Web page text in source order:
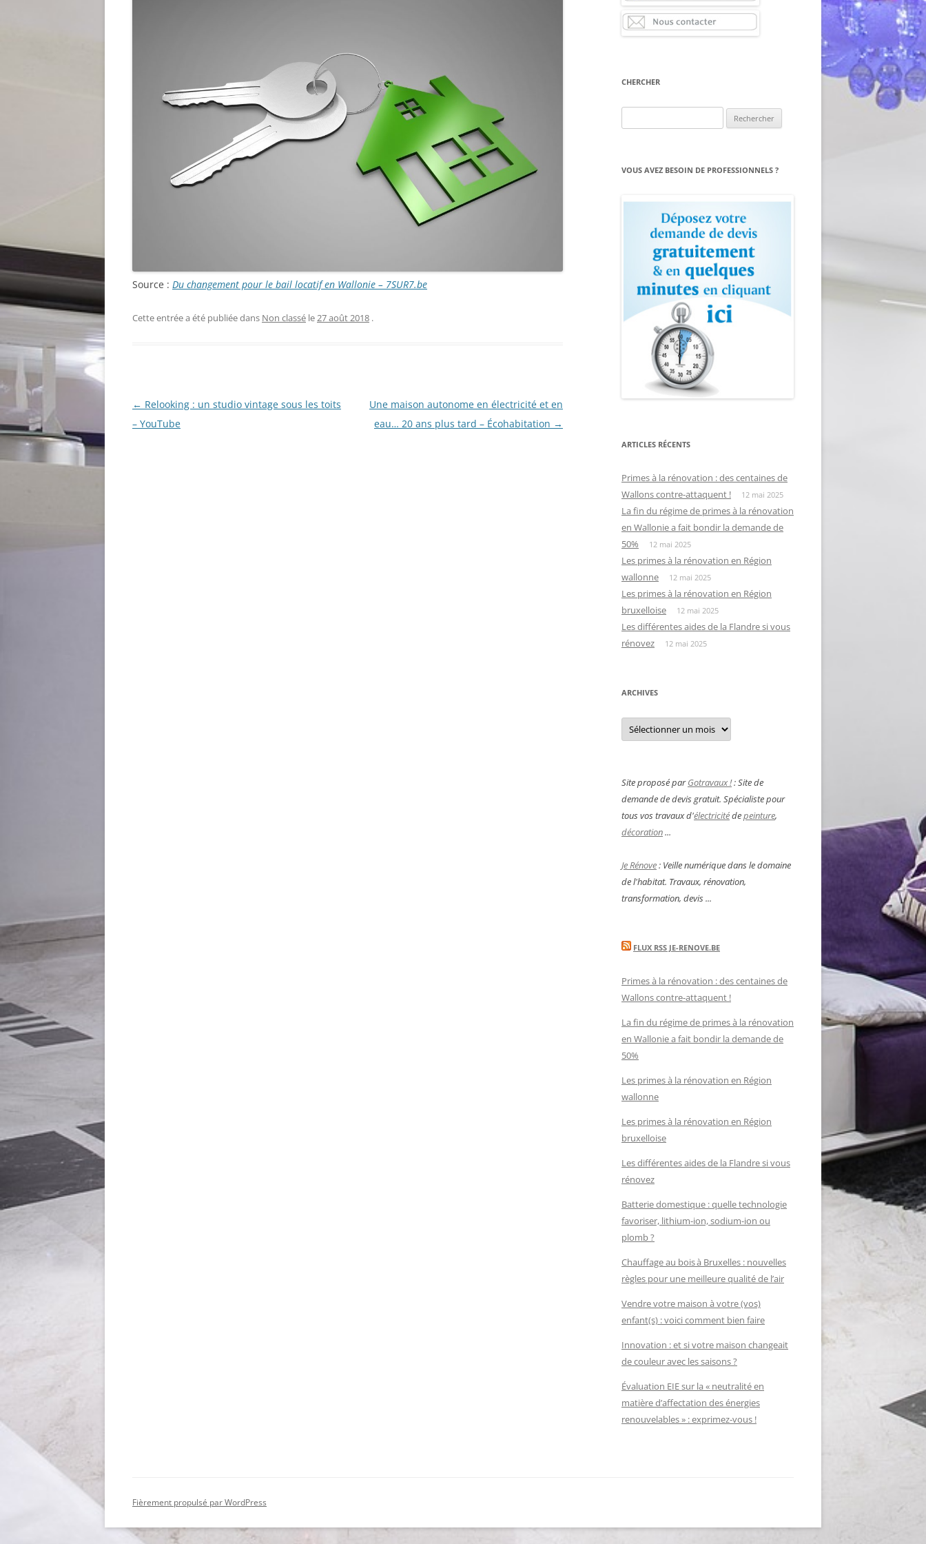
Source : Du changement pour le bail locatif en Wallonie – 7SUR7.be
Cette entrée a été publiée dans Non classé le27 août 2018 .
Navigation
des
← Relooking : un studio vintage sous les toits
– YouTube
Une maison autonome en électricité et en
eau… 20 ans plus tard – Écohabitation →
CHERCHER
VOUS AVEZ BESOIN DE PROFESSIONNELS ?
ARTICLES RÉCENTS
Primes à la rénovation : des centaines de
Wallons contre-attaquent !
12 mai 2025
La fin du régime de primes à la rénovation
en Wallonie a fait bondir la demande de
50%
12 mai 2025
Les primes à la rénovation en Région
wallonne
12 mai 2025
Les primes à la rénovation en Région
bruxelloise
12 mai 2025
Les différentes aides de la Flandre si vous
rénovez
12 mai 2025
ARCHIVES
Archives
Site proposé parGotravaux !: Site de
demande de devis gratuit. Spécialiste pour
tous vos travaux d'électricitédepeinture,
décoration...
Je Rénove: Veille numérique dans le domaine
de l'habitat. Travaux, rénovation,
transformation, devis ...
FLUX RSS JE-RENOVE.BE
Primes à la rénovation : des centaines de
Wallons contre-attaquent !
La fin du régime de primes à la rénovation
en Wallonie a fait bondir la demande de
50%
Les primes à la rénovation en Région
wallonne
Les primes à la rénovation en Région
bruxelloise
Les différentes aides de la Flandre si vous
rénovez
Batterie domestique : quelle technologie
favoriser, lithium-ion, sodium-ion ou
plomb ?
Chauffage au bois à Bruxelles : nouvelles
règles pour une meilleure qualité de l’air
Vendre votre maison à votre (vos)
enfant(s) : voici comment bien faire
Innovation : et si votre maison changeait
de couleur avec les saisons ?
Évaluation EIE sur la « neutralité en
matière d’affectation des énergies
renouvelables » : exprimez-vous !
Fièrement propulsé par WordPress